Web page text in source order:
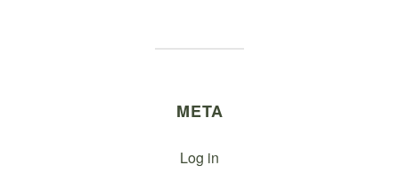
META
Log in